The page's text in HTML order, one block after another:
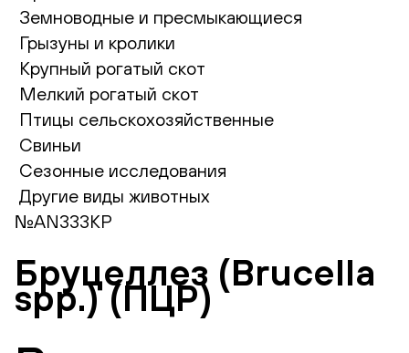
Земноводные и пресмыкающиеся
Грызуны и кролики
Крупный рогатый скот
Мелкий рогатый скот
Птицы сельскохозяйственные
Свиньи
Сезонные исследования
Другие виды животных
№AN333КР
Бруцеллез (Brucella
spp.) (ПЦР)